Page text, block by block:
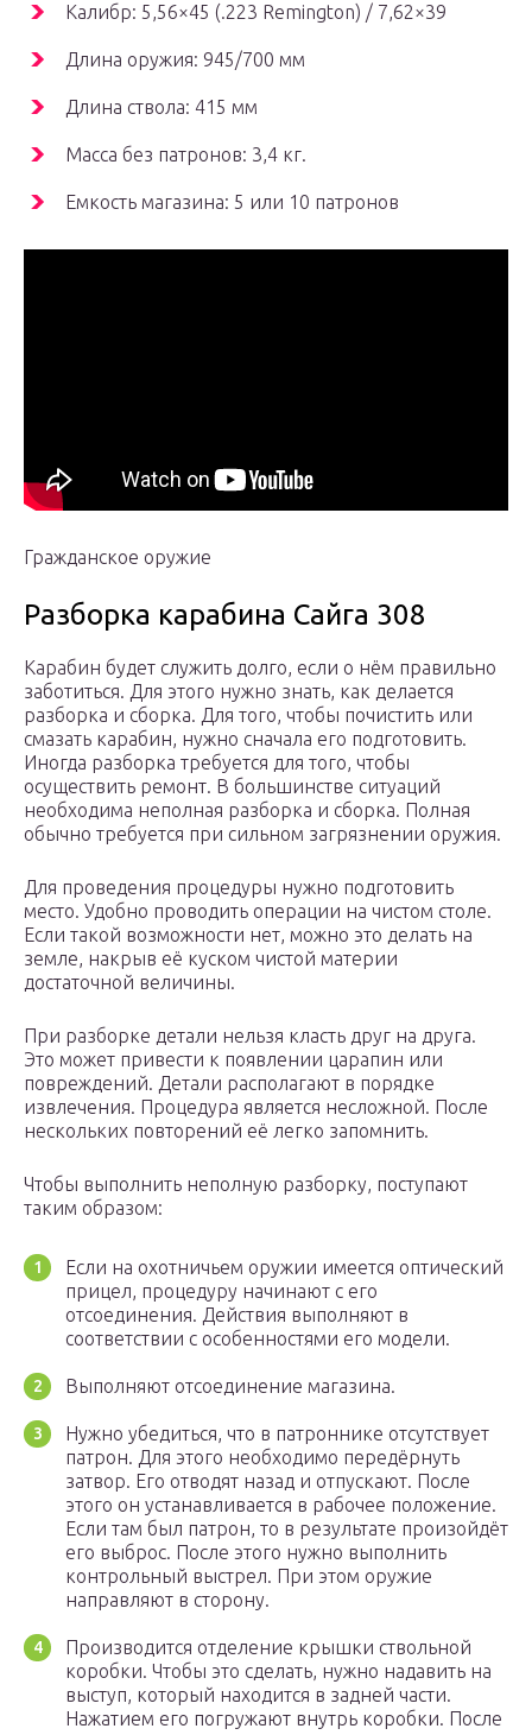
Калибр: 5,56×45 (.223 Remington) / 7,62×39
Длина оружия: 945/700 мм
Длина ствола: 415 мм
Масса без патронов: 3,4 кг.
Емкость магазина: 5 или 10 патронов
Гражданское оружие
Разборка карабина Сайга 308
Карабин будет служить долго, если о нём правильно
заботиться. Для этого нужно знать, как делается
разборка и сборка. Для того, чтобы почистить или
смазать карабин, нужно сначала его подготовить.
Иногда разборка требуется для того, чтобы
осуществить ремонт. В большинстве ситуаций
необходима неполная разборка и сборка. Полная
обычно требуется при сильном загрязнении оружия.
Для проведения процедуры нужно подготовить
место. Удобно проводить операции на чистом столе.
Если такой возможности нет, можно это делать на
земле, накрыв её куском чистой материи
достаточной величины.
При разборке детали нельзя класть друг на друга.
Это может привести к появлении царапин или
повреждений. Детали располагают в порядке
извлечения. Процедура является несложной. После
нескольких повторений её легко запомнить.
Чтобы выполнить неполную разборку, поступают
таким образом:
Если на охотничьем оружии имеется оптический
прицел, процедуру начинают с его
отсоединения. Действия выполняют в
соответствии с особенностями его модели.
Выполняют отсоединение магазина.
Нужно убедиться, что в патроннике отсутствует
патрон. Для этого необходимо передёрнуть
затвор. Его отводят назад и отпускают. После
этого он устанавливается в рабочее положение.
Если там был патрон, то в результате произойдёт
его выброс. После этого нужно выполнить
контрольный выстрел. При этом оружие
направляют в сторону.
Производится отделение крышки ствольной
коробки. Чтобы это сделать, нужно надавить на
выступ, который находится в задней части.
Нажатием его погружают внутрь коробки. После